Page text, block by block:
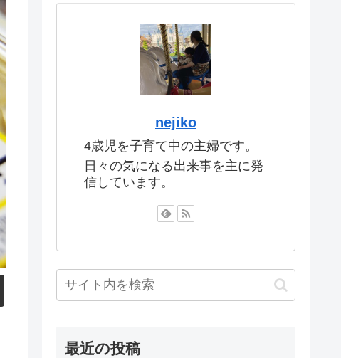
nejiko
4歳児を子育て中の主婦です。
日々の気になる出来事を主に発
信しています。
最近の投稿